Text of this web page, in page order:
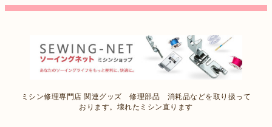
ミシン修理専門店 関連グッズ 修理部品 消耗品などを取り扱って
おります。壊れたミシン直ります